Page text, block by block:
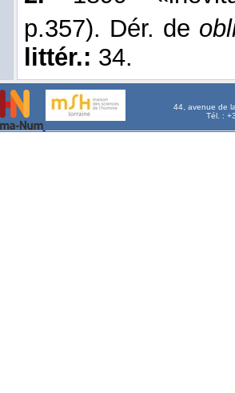
p.357). Dér. de
littér.: 34.
44, avenue de
Tél. :